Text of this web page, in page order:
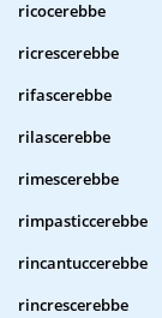
ricocerebbe
ricrescerebbe
rifascerebbe
rilascerebbe
rimescerebbe
rimpasticcerebbe
rincantuccerebbe
rincrescerebbe